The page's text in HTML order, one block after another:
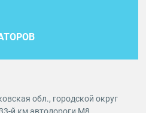
обл., городской округ